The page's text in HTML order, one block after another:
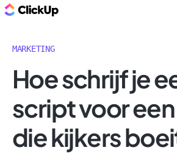
MARKETING
Hoe schrijf je
script voor
die kijkers